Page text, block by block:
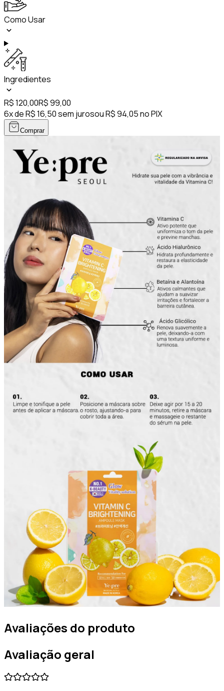
Como Usar
Ingredientes
R$ 120,00R$ 99,00
6x de R$ 16,50 sem jurosou R$ 94,05 no PIX
Comprar
Avaliações do produto
Avaliação geral